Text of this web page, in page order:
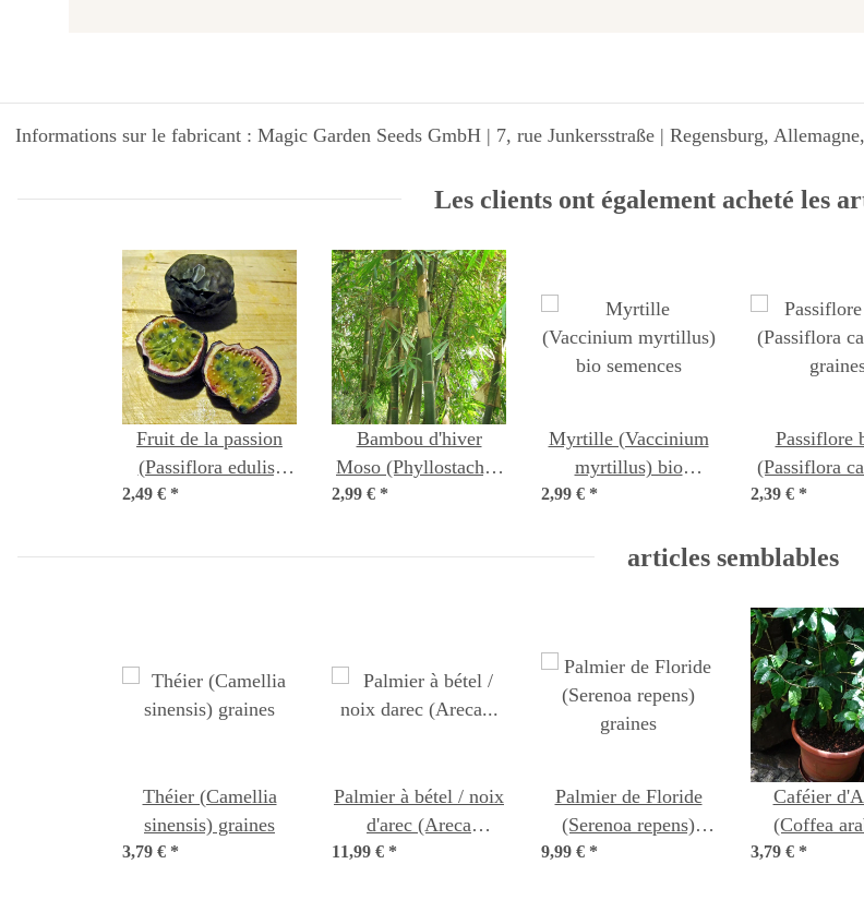
Informations sur le fabricant : Magic Garden Seeds GmbH | 7, rue Junkersstraße | Regensburg,
Les clients ont également acheté les
Fruit de la passion
(Passiflora edulis)
2,49 € *
Bambou d'hiver
Moso (Phyllostachys
pubescens) graines
2,99 € *
Myrtille (Vaccinium
myrtillus) bio
semences
2,99 € *
Passiflore
(Passiflora
2,39 € *
articles semblables
Théier (Camellia
sinensis) graines
3,79 € *
Palmier à bétel / noix
d'arec (Areca
catechu) graines
11,99 € *
Palmier de Floride
(Serenoa repens)
9,99 € *
Caféier
(Coffea
3,79 € *